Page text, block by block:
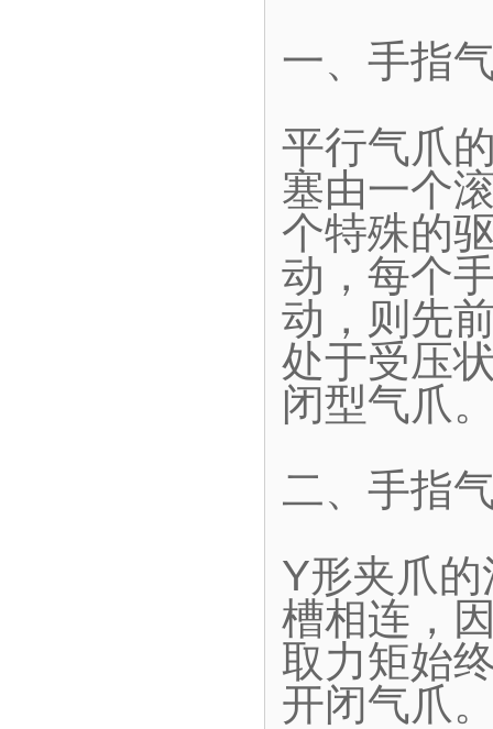
一、手指
平行气爪
塞由一个
个特殊的
动，每个
动，则先
处于受压
闭型气爪
二、手指
Y形夹爪
槽相连，
取力矩始
开闭气爪